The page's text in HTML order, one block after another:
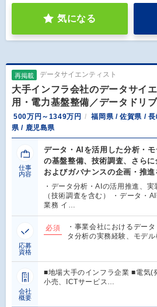
気になる
再掲載 データサイエンティスト
大手インフラ会社のデータサイ
用・電力基盤整備／データドリ
500万円～1349万円
福岡県 / 佐賀県 /
県 / 鹿児島県
仕事
内容
データ・AIを活用した分析・
の基盤整備、技術調査、さら
およびガバナンスの企画・推進
・データ分析・AIの活用推進、
（技術調査を含む） ・データ・
業務 イ…
応募
資格
必須
・事業会社におけるデー
タ分析の実務経験、モデ
会社
概要
■地場大手のインフラ企業 ■電気(
小売、ICTサービス…